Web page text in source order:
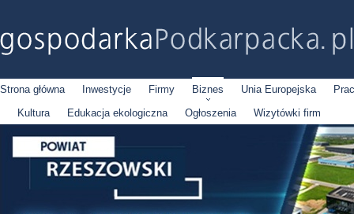
Strona główna Inwestycje Firmy Biznes Unia Europejska
Kultura
Edukacja ekologiczna Ogłoszenia Wizytówki firm